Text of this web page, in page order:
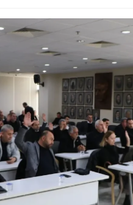
Tekirdağ
Tokat
Trabzon
Tunceli
Şanlıurfa
Uşak